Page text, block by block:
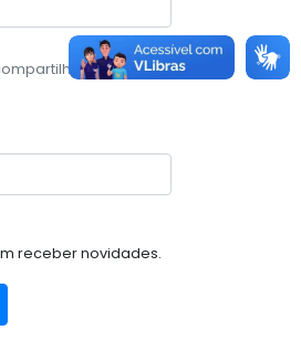
seu email,
receber novidades.